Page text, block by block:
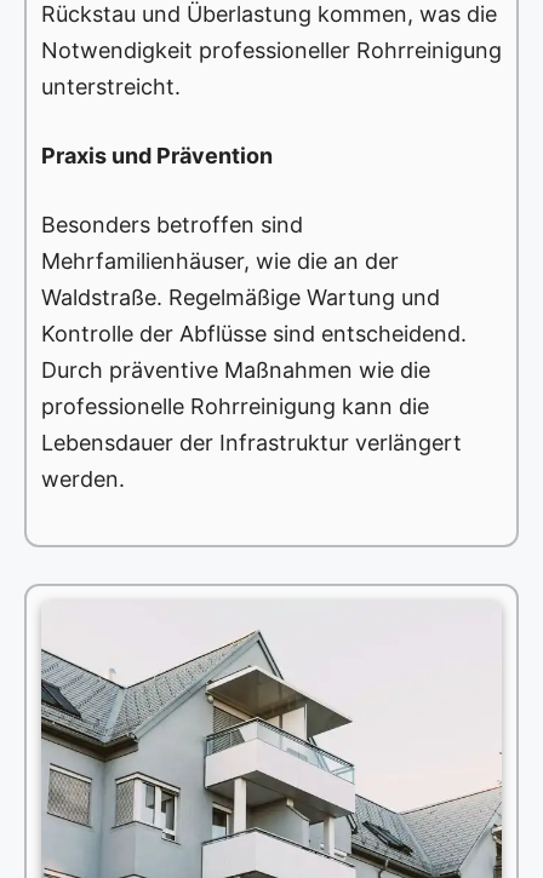
Rückstau und Überlastung kommen, was die
Notwendigkeit professioneller Rohrreinigung
unterstreicht.
Praxis und Prävention
Besonders betroffen sind
Mehrfamilienhäuser, wie die an der
Waldstraße. Regelmäßige Wartung und
Kontrolle der Abflüsse sind entscheidend.
Durch präventive Maßnahmen wie die
professionelle Rohrreinigung kann die
Lebensdauer der Infrastruktur verlängert
werden.